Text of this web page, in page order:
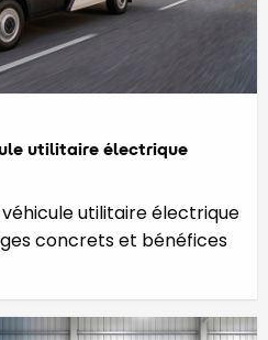
utilitaire électrique
utilitaire électrique
concrets et bénéfices